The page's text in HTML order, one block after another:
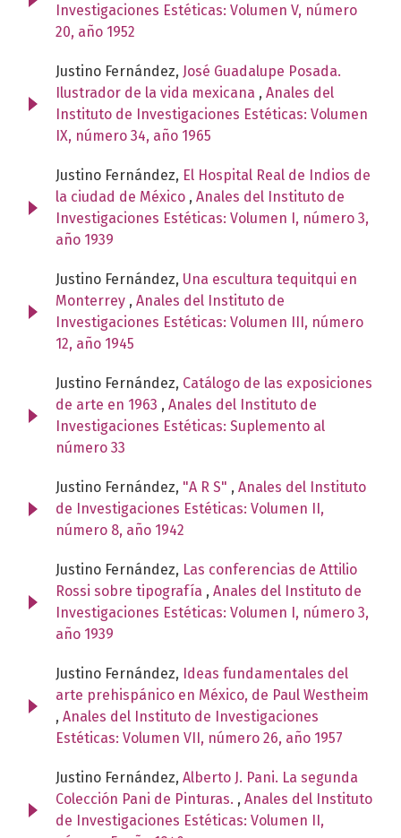
Investigaciones Estéticas: Volumen V, número
20, año 1952
Justino Fernández, José Guadalupe Posada.
Ilustrador de la vida mexicana , Anales del
Instituto de Investigaciones Estéticas: Volumen
IX, número 34, año 1965
Justino Fernández, El Hospital Real de Indios de
la ciudad de México , Anales del Instituto de
Investigaciones Estéticas: Volumen I, número 3,
año 1939
Justino Fernández, Una escultura tequitqui en
Monterrey , Anales del Instituto de
Investigaciones Estéticas: Volumen III, número
12, año 1945
Justino Fernández, Catálogo de las exposiciones
de arte en 1963 , Anales del Instituto de
Investigaciones Estéticas: Suplemento al
número 33
Justino Fernández, "A R S" , Anales del Instituto
de Investigaciones Estéticas: Volumen II,
número 8, año 1942
Justino Fernández, Las conferencias de Attilio
Rossi sobre tipografía , Anales del Instituto de
Investigaciones Estéticas: Volumen I, número 3,
año 1939
Justino Fernández, Ideas fundamentales del
arte prehispánico en México, de Paul Westheim
, Anales del Instituto de Investigaciones
Estéticas: Volumen VII, número 26, año 1957
Justino Fernández, Alberto J. Pani. La segunda
Colección Pani de Pinturas. , Anales del Instituto
de Investigaciones Estéticas: Volumen II,